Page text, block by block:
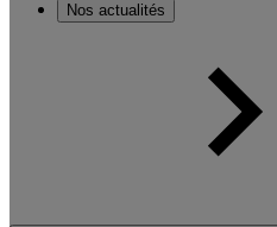
Nos actualités